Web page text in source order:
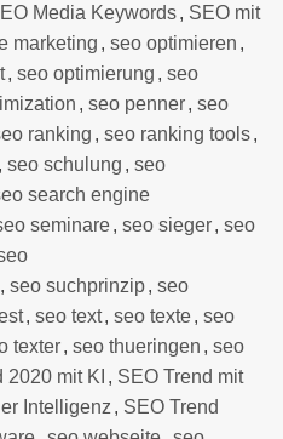
Media Keywords, SEO mit
marketing , seo optimieren ,
, seo optimierung , seo
, seo penner, seo
ranking , seo ranking tools,
, seo schulung , seo
search engine
seminare, seo sieger, seo
, seo suchprinzip, seo
, seo text, seo texte, seo
texter, seo thueringen , seo
2020 mit KI , SEO Trend mit
Intelligenz , SEO Trend